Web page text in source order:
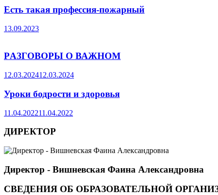
Есть такая профессия-пожарный
13.09.2023
PАЗГОВОРЫ О ВАЖНОМ
12.03.202412.03.2024
Уроки бодрости и здоровья
11.04.202211.04.2022
ДИРЕКТОР
Директор - Вишневская Фаина Александровна
СВЕДЕНИЯ ОБ ОБРАЗОВАТЕЛЬНОЙ